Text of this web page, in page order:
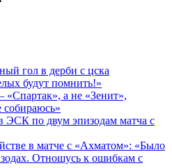
гол в дерби с цска
будут помнить!»
а не «Зенит»,
собираюсь»
ЭСК по двум эпизодам матча с
в матче с «Ахматом»: «Было
Отношусь к ошибкам с